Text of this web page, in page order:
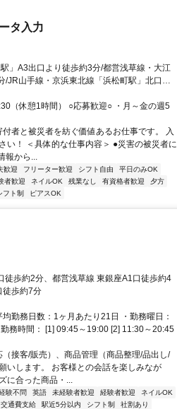
タ入力
」A3出口より徒歩約3分/都営浅草線・大江
/JR山手線・京浜東北線「浜松町駅」北口よ
（休憩1時間） ○応募歓迎○ ・月～金の週5
者と被災者を紡ぐ価値あるお仕事です。 入
い！ ＜具体的な仕事内容＞ ●災害の被災者に
報から...
歓迎 フリーター歓迎 シフト自由
平日のみOK
者歓迎 ネイルOK 残業なし 有資格者歓迎
夕方
フト制 ピアスOK
徒歩約2分、都営浅草線 東銀座A1口徒歩約4
徒歩約7分
勤務日数：1ヶ月あたり21日 ・勤務曜日：
務時間： [1] 09:45～19:00 [2] 11:30～20:45
接客/販売）、商品管理（商品整理/品出し/
いします。 お客様との会話を楽しみなが
に合った商品・...
験不問 英語 未経験者歓迎 経験者歓迎
ネイルOK
交通費支給 駅近5分以内 シフト制
社割あり